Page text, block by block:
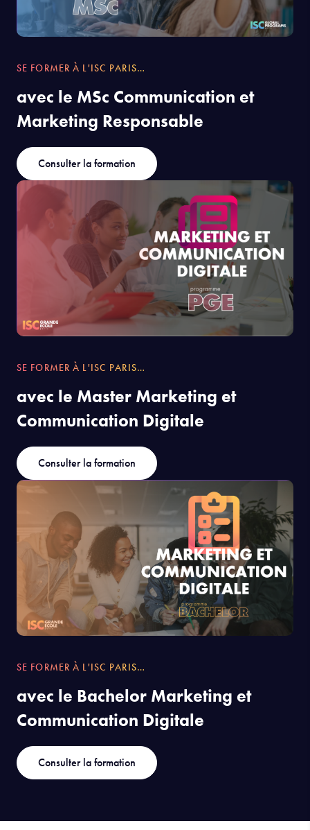
SE FORMER À L'ISC PARIS…
avec le MSc Communication et
Marketing Responsable
Consulter la formation
SE FORMER À L'ISC PARIS…
avec le Master Marketing et
Communication Digitale
Consulter la formation
SE FORMER À L'ISC PARIS…
avec le Bachelor Marketing et
Communication Digitale
Consulter la formation